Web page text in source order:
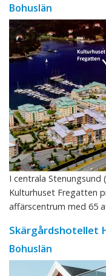
Bohuslän
I centrala
Kulturhuset Fregatten
affärscentrum med 65
Skärgårdshotellet
Bohuslän